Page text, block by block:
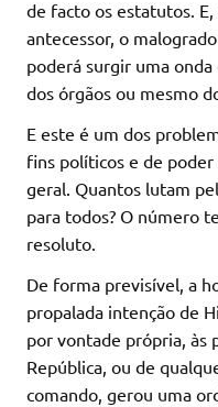
de facto os estatutos.
antecessor, o
poderá surgir uma
dos órgãos ou mesmo
E este é um dos
fins políticos e de poder
geral. Quantos lutam
para todos? O número
resoluto.
De forma previsível, a
propalada intenção de
por vontade própria, às
República, ou de
comando, gerou uma